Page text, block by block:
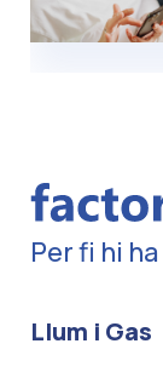
Per fi hi ha
Llum i Gas